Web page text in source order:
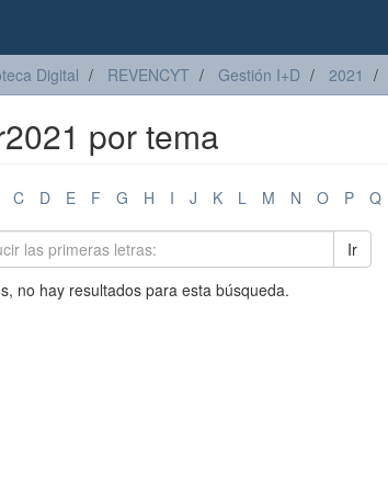
Digital REVENCYT Gestión I+D 2021
por tema
C D E F G H I J K L M N O P Q
Ir
no hay resultados para esta búsqueda.